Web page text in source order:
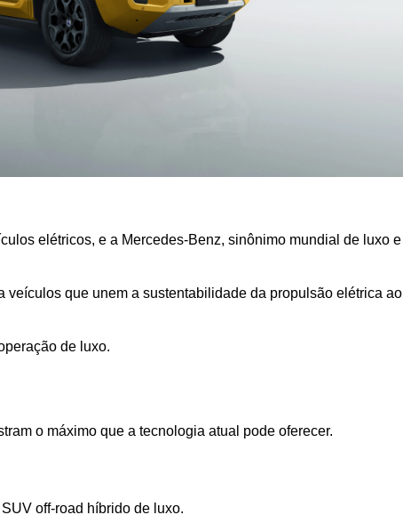
elétricos, e a Mercedes-Benz, sinônimo mundial de luxo
que unem a sustentabilidade da propulsão elétrica
de luxo.
o máximo que a tecnologia atual pode oferecer.
off-road híbrido de luxo.